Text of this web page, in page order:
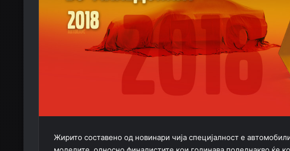
Жирито составено од новинари чија специјалност е